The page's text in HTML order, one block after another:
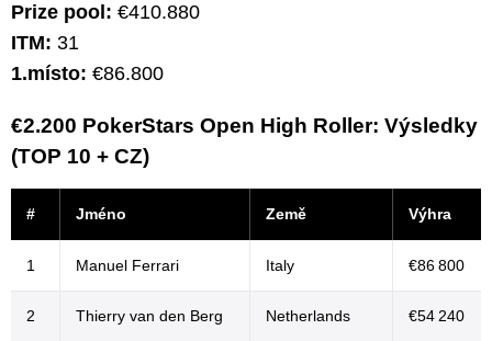
Prize pool: €410.880
ITM: 31
1.místo: €86.800
€2.200 PokerStars Open High Roller: Výsledky
(TOP 10 + CZ)
# Jméno Země Výhra
1 Manuel Ferrari Italy €86 800
2 Thierry van den Berg Netherlands €54 240